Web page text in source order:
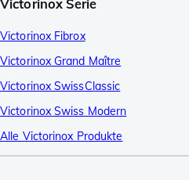
Victorinox Serie
Victorinox Fibrox
Victorinox Grand Maître
Victorinox SwissClassic
Victorinox Swiss Modern
Alle Victorinox Produkte